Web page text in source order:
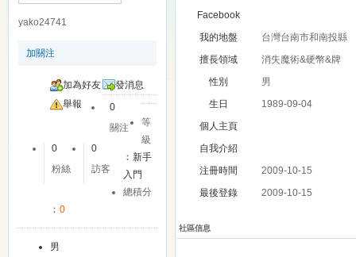
yako24741
加關注
加為好友
發消息
舉報
0
關注
0
粉絲
0
訪客
等
級
︰新手
入門
總積分
︰ 0
男
Facebook
我的地盤
台灣台南市和南投縣
擅長領域
消失魔術&硬幣&牌
性別
男
生日
1989-09-04
個人主頁
自我介紹
注冊時間
2009-10-15
最後登錄
2009-10-15
社區信息